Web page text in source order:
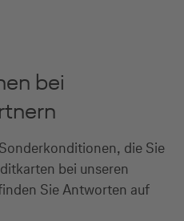
bei
die Sie
bei unseren
Sie Antworten auf